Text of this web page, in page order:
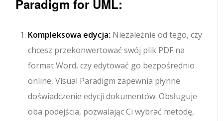
Paradigm for UML:
Kompleksowa edycja: Niezależnie od tego, czy
chcesz przekonwertować swój plik PDF na
format Word, czy edytować go bezpośrednio
online, Visual Paradigm zapewnia płynne
doświadczenie edycji dokumentów. Obsługuje
oba podejścia, pozwalając Ci wybrać metodę,